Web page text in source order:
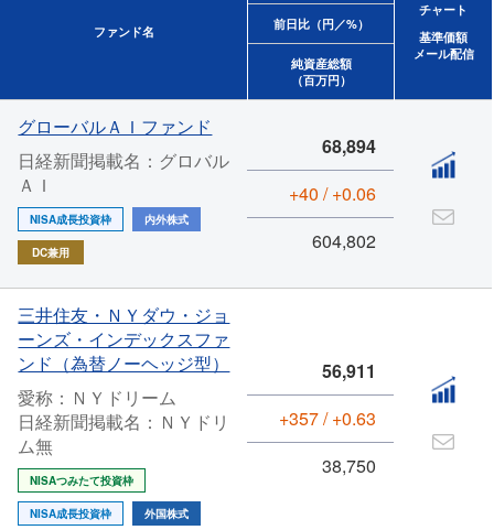
ファンド名
チャート
基準価額
メール配信
前日比（円／%）
純資産総額
（百万円）
グローバルＡＩファンド
日経新聞掲載名：グロバル
ＡＩ
NISA成長投資枠 内外株式
DC兼用
68,894
+40 / +0.06
604,802
三井住友・ＮＹダウ・ジョ
ーンズ・インデックスファ
ンド（為替ノーヘッジ型）
愛称：ＮＹドリーム
日経新聞掲載名：ＮＹドリ
ム無
NISAつみたて投資枠
NISA成長投資枠 外国株式
56,911
+357 / +0.63
38,750